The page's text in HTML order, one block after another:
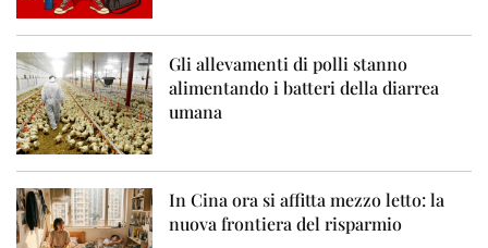
Gli allevamenti di polli stanno
alimentando i batteri della diarrea
umana
In Cina ora si affitta mezzo letto: la
nuova frontiera del risparmio